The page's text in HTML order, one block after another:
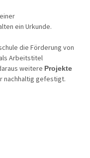
ein Urkunde.
die Förderung von
Arbeitstitel
weitere Projekte
nachhaltig gefestigt.